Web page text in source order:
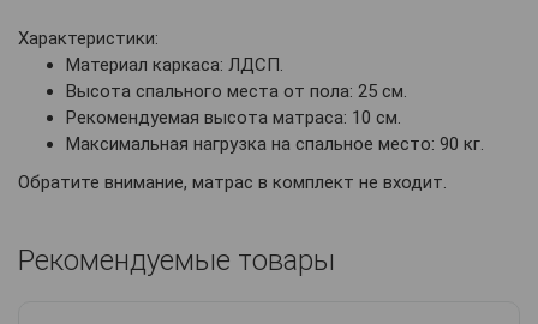
Характеристики:
Материал каркаса: ЛДСП.
Высота спального места от пола: 25 см.
Рекомендуемая высота матраса: 10 см.
Максимальная нагрузка на спальное место: 90 кг.
Обратите внимание, матрас в комплект не входит.
Рекомендуемые товары